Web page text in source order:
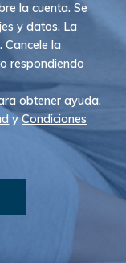
la cuenta. Se
y datos. La
Cancele la
respondiendo
obtener ayuda.
yCondiciones